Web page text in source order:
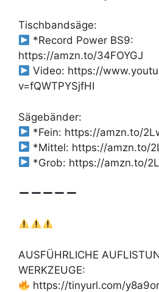
Tischbandsäge:
*Record Power BS9:
https://amzn.to/34FOYGJ
Video: https://
v=fQWTPYSjfHI
Sägebänder:
*Fein: https://amzn.to/
*Mittel: https://amzn.to/
*Grob: https://amzn.to/
AUSFÜHRLICHE
WERKZEUGE:
https://tinyurl.com/